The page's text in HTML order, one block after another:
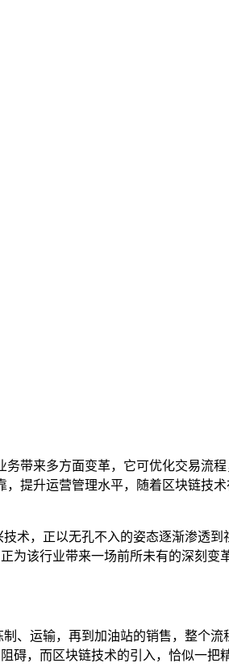
带来多方面变革，它可优化交易流
提升运营管理水平，随着区块链技术
术，正以无孔不入的姿态逐渐渗透到
为该行业带来一场前所未有的深刻变革
、运输，再到加油站的销售，整个流
碍，而区块链技术的引入，恰似一把